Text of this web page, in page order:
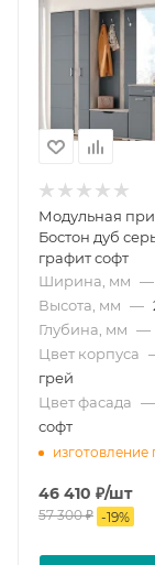
Модульная
Бостон дуб
графит софт
Ширина, мм —
Высота, мм —
Глубина, мм —
Цвет корпуса
грей
Цвет фасада —
софт
изготовление
46 410 ₽/шт
57 300₽ -19%